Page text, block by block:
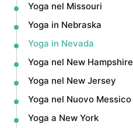
Yoga nel Missouri
Yoga in Nebraska
Yoga in Nevada
Yoga nel New Hampshire
Yoga nel New Jersey
Yoga nel Nuovo Messico
Yoga a New York